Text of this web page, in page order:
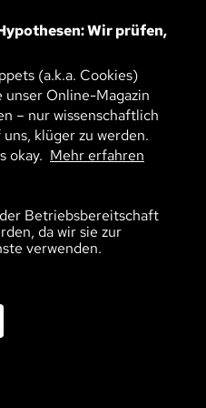
den Energiehaushalt
Wie wir unsere
liegt auch in unserer
UNSER
Programm
maximale
steckt ein
Wir prüfen,
(a.k.a. Cookies)
unser Online-Magazin
– nur wissenschaftlich
klüger zu werden.
okay. Mehr erfahren
Betriebsbereitschaft
da wir sie zur
verwenden.